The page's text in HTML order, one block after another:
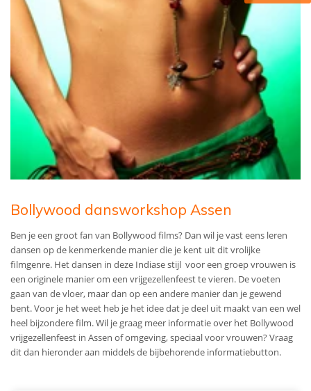
Bollywood dansworkshop Assen
Ben je een groot fan van Bollywood films? Dan wil je vast eens leren
dansen op de kenmerkende manier die je kent uit dit vrolijke
filmgenre. Het dansen in deze Indiase stijl voor een groep vrouwen is
een originele manier om een vrijgezellenfeest te vieren. De voeten
gaan van de vloer, maar dan op een andere manier dan je gewend
bent. Voor je het weet heb je het idee dat je deel uit maakt van een wel
heel bijzondere film. Wil je graag meer informatie over het Bollywood
vrijgezellenfeest in Assen of omgeving, speciaal voor vrouwen? Vraag
dit dan hieronder aan middels de bijbehorende informatiebutton.